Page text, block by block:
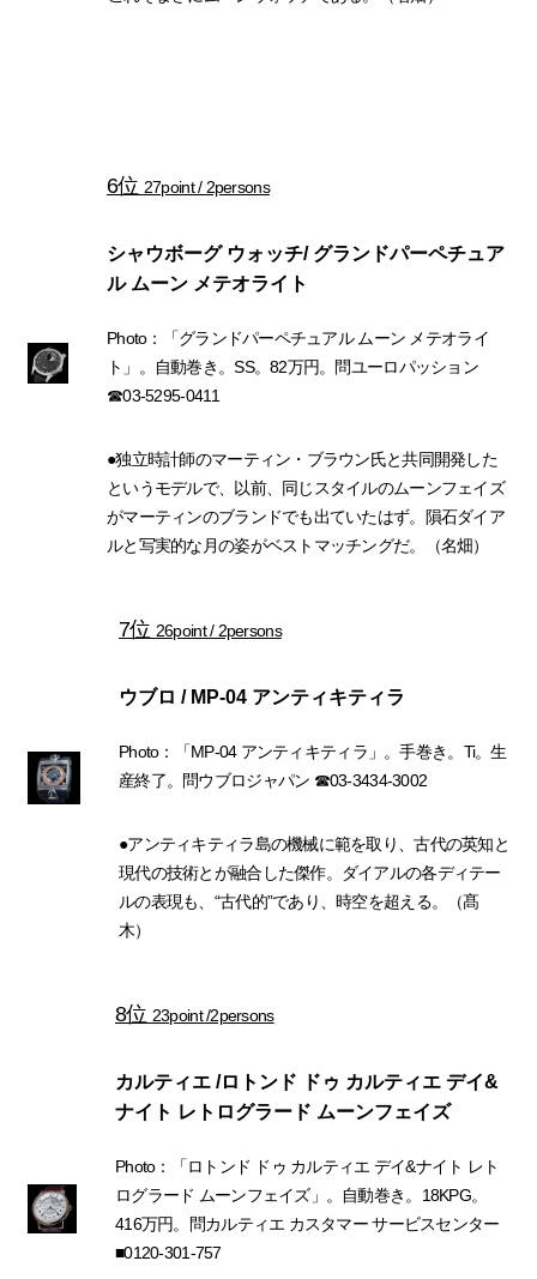
6位 27point / 2persons
シャウボーグ ウォッチ/ グランドパーペチュア
ル ムーン メテオライト
Photo：「グランドパーペチュアル ムーン メテオライ
ト」。自動巻き。SS。82万円。問ユーロパッション
☎03-5295-0411
●独立時計師のマーティン・ブラウン氏と共同開発した
というモデルで、以前、同じスタイルのムーンフェイズ
がマーティンのブランドでも出ていたはず。隕石ダイア
ルと写実的な月の姿がベストマッチングだ。（名畑）
7位 26point / 2persons
ウブロ / MP-04 アンティキティラ
Photo：「MP-04 アンティキティラ」。手巻き。Ti。生
産終了。問ウブロジャパン ☎03-3434-3002
●アンティキティラ島の機械に範を取り、古代の英知と
現代の技術とが融合した傑作。ダイアルの各ディテー
ルの表現も、“古代的”であり、時空を超える。（髙
木）
8位 23point /2persons
カルティエ /ロトンド ドゥ カルティエ デイ&
ナイト レトログラード ムーンフェイズ
Photo：「ロトンド ドゥ カルティエ デイ&ナイト レト
ログラード ムーンフェイズ」。自動巻き。18KPG。
416万円。問カルティエ カスタマー サービスセンター
■0120-301-757